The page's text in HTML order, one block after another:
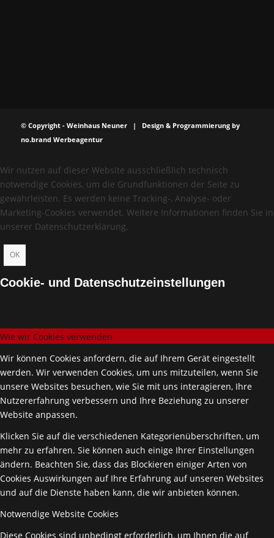
© Copyright - Weinhaus Neuner | Design & Programmierung by
no.brand Werbeagentur
Wir nutzen auf dieser Website ausschließlich technisch
notwendige Cookies, um die Grundfunktionen der Seite zu
gewährleisten. Es werden keine Tracking-, Analyse- oder
Marketing-Cookies verwendet. Weitere Informationen finden Sie in
unserer Datenschutzerklärung.
OK
Cookie- und Datenschutzeinstellungen
Wie wir Cookies verwenden
Wir können Cookies anfordern, die auf Ihrem Gerät eingestellt
werden. Wir verwenden Cookies, um uns mitzuteilen, wenn Sie
unsere Websites besuchen, wie Sie mit uns interagieren, Ihre
Nutzererfahrung verbessern und Ihre Beziehung zu unserer
Website anpassen.
Klicken Sie auf die verschiedenen Kategorienüberschriften, um
mehr zu erfahren. Sie können auch einige Ihrer Einstellungen
ändern. Beachten Sie, dass das Blockieren einiger Arten von
Cookies Auswirkungen auf Ihre Erfahrung auf unseren Websites
und auf die Dienste haben kann, die wir anbieten können.
Notwendige Website Cookies
Diese Cookies sind unbedingt erforderlich, um Ihnen die auf